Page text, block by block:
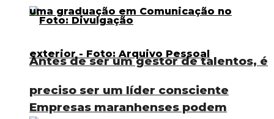
Antes de ser um gestor de talentos, é
preciso ser um líder consciente
Empresas maranhenses podem